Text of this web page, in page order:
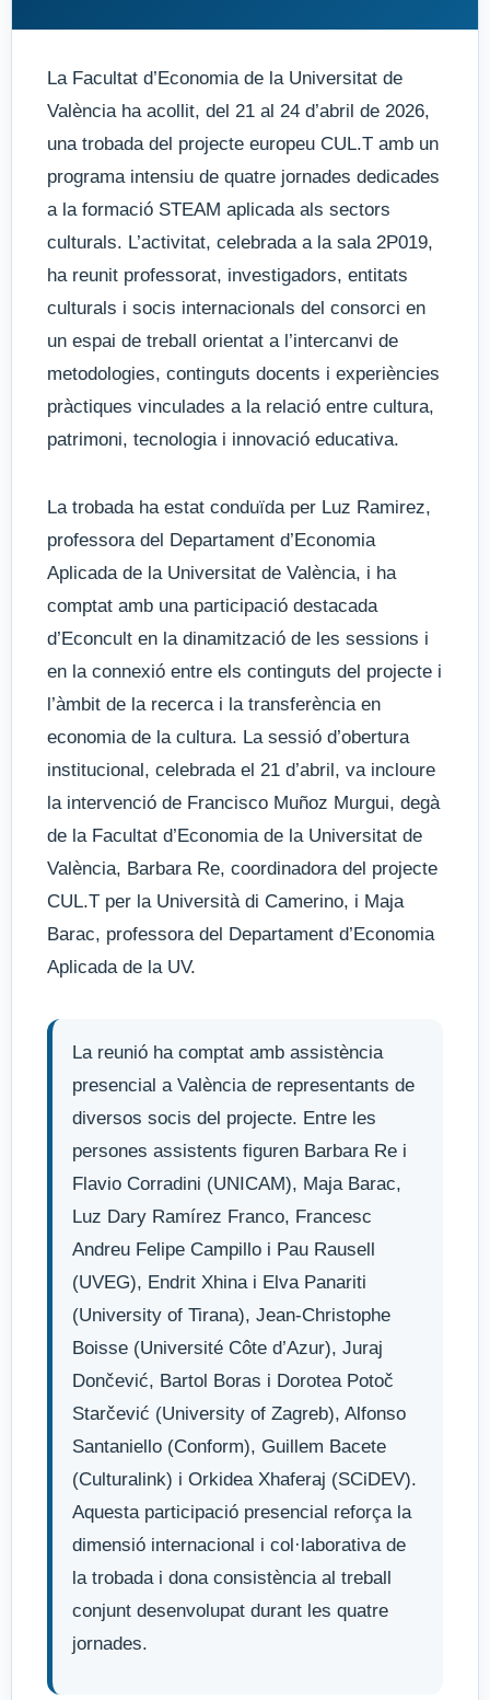
La Facultat d’Economia de la Universitat de
València ha acollit, del 21 al 24 d’abril de 2026,
una trobada del projecte europeu CUL.T amb un
programa intensiu de quatre jornades dedicades
a la formació STEAM aplicada als sectors
culturals. L’activitat, celebrada a la sala 2P019,
ha reunit professorat, investigadors, entitats
culturals i socis internacionals del consorci en
un espai de treball orientat a l’intercanvi de
metodologies, continguts docents i experiències
pràctiques vinculades a la relació entre cultura,
patrimoni, tecnologia i innovació educativa.
La trobada ha estat conduïda per Luz Ramirez,
professora del Departament d’Economia
Aplicada de la Universitat de València, i ha
comptat amb una participació destacada
d’Econcult en la dinamització de les sessions i
en la connexió entre els continguts del projecte i
l’àmbit de la recerca i la transferència en
economia de la cultura. La sessió d’obertura
institucional, celebrada el 21 d’abril, va incloure
la intervenció de Francisco Muñoz Murgui, degà
de la Facultat d’Economia de la Universitat de
València, Barbara Re, coordinadora del projecte
CUL.T per la Università di Camerino, i Maja
Barac, professora del Departament d’Economia
Aplicada de la UV.
La reunió ha comptat amb assistència
presencial a València de representants de
diversos socis del projecte. Entre les
persones assistents figuren Barbara Re i
Flavio Corradini (UNICAM), Maja Barac,
Luz Dary Ramírez Franco, Francesc
Andreu Felipe Campillo i Pau Rausell
(UVEG), Endrit Xhina i Elva Panariti
(University of Tirana), Jean-Christophe
Boisse (Université Côte d’Azur), Juraj
Dončević, Bartol Boras i Dorotea Potoč
Starčević (University of Zagreb), Alfonso
Santaniello (Conform), Guillem Bacete
(Culturalink) i Orkidea Xhaferaj (SCiDEV).
Aquesta participació presencial reforça la
dimensió internacional i col·laborativa de
la trobada i dona consistència al treball
conjunt desenvolupat durant les quatre
jornades.